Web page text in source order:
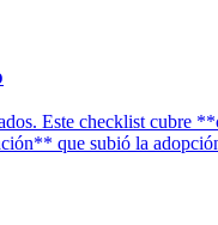
Este checklist
que subió la